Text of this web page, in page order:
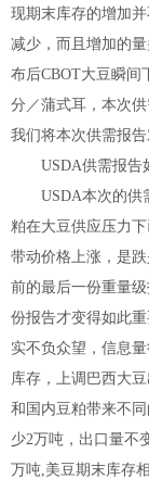
现期末库存的增加
减少，而且增加的
布后CBOT大豆瞬间
分／蒲式耳，本次
我们将本次供需报
USDA供需报告
USDA本次的供需
粕在大豆供应压力
带动价格上涨，是
前的最后一份重量
份报告才变得如此
实不负众望，信息
库存，上调巴西大
和国内豆粕带来不
少2万吨，出口量不
万吨,美豆期末库存